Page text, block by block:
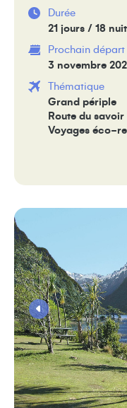
Durée
21 jours / 18
Prochain départ
3 novembre
Thématique
Grand périple
Route du savoir
Voyages éco-